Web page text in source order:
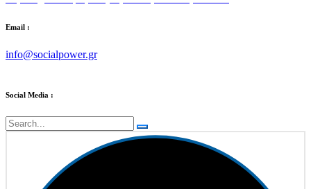
Email :
info@socialpower.gr
Social Media :